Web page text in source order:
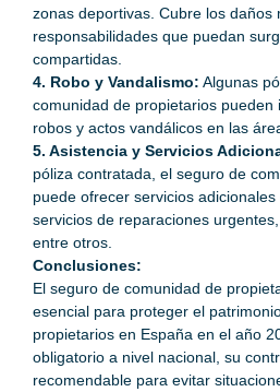
zonas deportivas. Cubre los daños
responsabilidades que puedan
compartidas.
4. Robo y Vandalismo: Algunas
comunidad de propietarios pueden
robos y actos vandálicos en las
5. Asistencia y Servicios
póliza contratada, el seguro de
puede ofrecer servicios adicionales
servicios de reparaciones
entre otros.
Conclusiones:
El seguro de comunidad de
esencial para proteger el
propietarios en España en el año
obligatorio a nivel nacional, su
recomendable para evitar